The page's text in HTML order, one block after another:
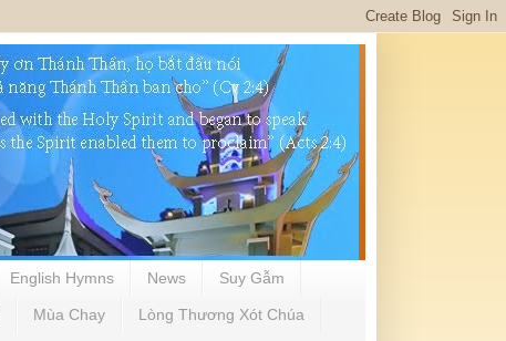
English Hymns News Suy Gẫm
Mùa Chay Lòng Thương Xót Chúa